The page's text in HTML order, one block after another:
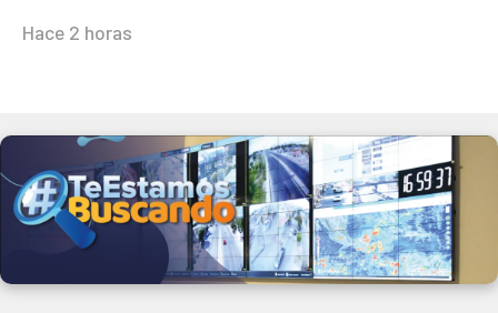
Hace 2 horas